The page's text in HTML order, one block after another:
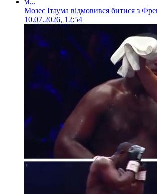
Мозес Ітаума відмовився битися з
10.07.2026, 12:54